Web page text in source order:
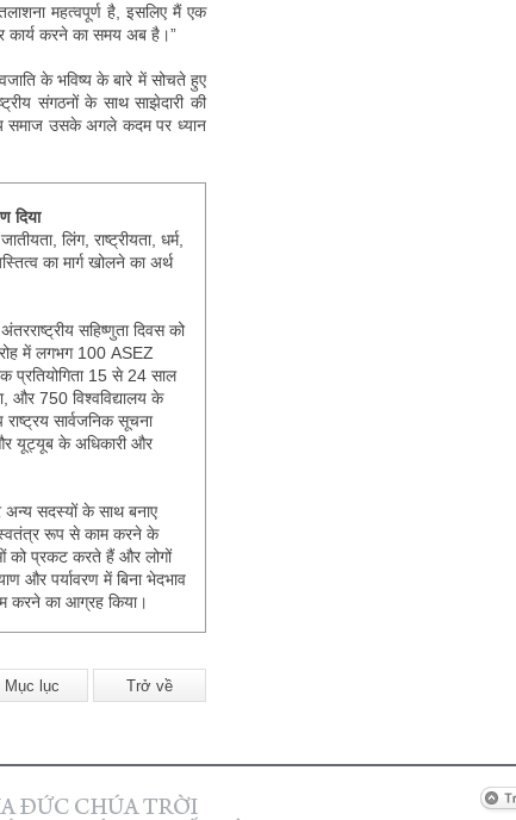
महत्वपूर्ण है, इसलिए मैं एक
कार्य करने का समय अब है।”
के भविष्य के बारे में सोचते हुए
संगठनों के साथ साझेदारी की
समाज उसके अगले कदम पर ध्यान
दिया
लिंग, राष्ट्रीयता, धर्म,
का मार्ग खोलने का अर्थ
सहिष्णुता दिवस को
में लगभग 100 ASEZ
प्रतियोगिता 15 से 24 साल
और 750 विश्वविद्यालय के
सार्वजनिक सूचना
यूट्यूब के अधिकारी और
सदस्यों के साथ बनाए
स्वतंत्र रूप से काम करने के
को प्रकट करते हैं और लोगों
और पर्यावरण में बिना भेदभाव
करने का आग्रह किया।
Mục lục Trở về